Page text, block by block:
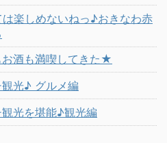
楽しめないねっ♪おきなわ赤
酒も満喫してきた★
光♪ グルメ編
光を堪能♪観光編